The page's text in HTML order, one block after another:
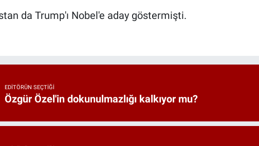
da Trump'ı Nobel'e aday göstermişti.
EDITÖRÜN SEÇTIĞI
Özgür Özel'in dokunulmazlığı kalkıyor mu?